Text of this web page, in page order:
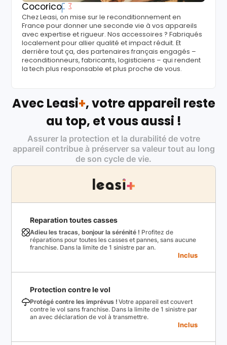
Cocorico
Chez Leasi, on mise sur le reconditionnement en
France pour donner une seconde vie à vos appareils
avec expertise et rigueur. Nos accessoires ? Fabriqués
localement pour allier qualité et impact réduit. Et
derrière tout ça, des partenaires français engagés –
reconditionneurs, fabricants, logisticiens – qui rendent
la tech plus responsable et plus proche de vous.
Avec Leasi+, votre appareil reste
au top, et vous aussi !
Assurer la protection et la durabilité de votre
appareil contribue à préserver sa valeur tout au long
de son cycle de vie.
Reparation toutes casses
Adieu les tracas, bonjour la sérénité ! Profitez de
réparations pour toutes les casses et pannes, sans aucune
franchise. Dans la limite de 1 sinistre par an.
Inclus
Protection contre le vol
Protégé contre les imprévus ! Votre appareil est couvert
contre le vol sans franchise. Dans la limite de 1 sinistre par
an avec déclaration de vol à transmettre.
Inclus